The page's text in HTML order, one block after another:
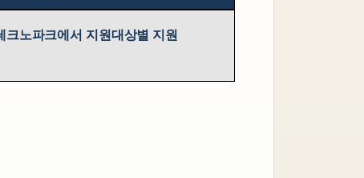
크노파크에서 지원대상별 지원